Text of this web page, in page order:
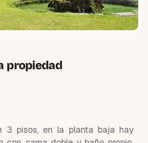
propiedad
3 pisos, en la planta baja hay